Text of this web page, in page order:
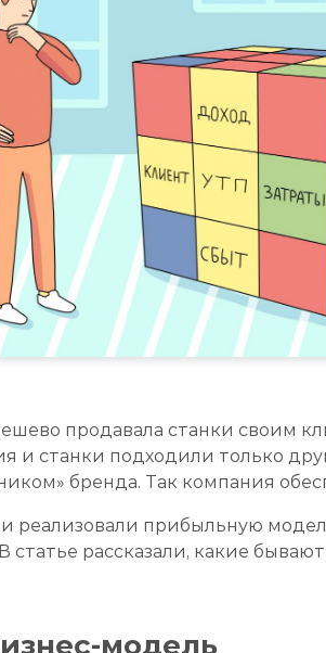
продавала станки своим
и станки подходили только
бренда. Так компания
реализовали прибыльную
статье рассказали, какие
модель